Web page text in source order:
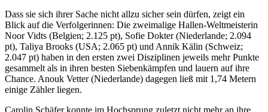
Dass sie sich ihrer Sache nicht allzu sicher sein dürfen, zeigt ein
Blick auf die Verfolgerinnen: Die zweimalige Hallen-Weltmeisterin
Noor Vidts (Belgien; 2.125 pt), Sofie Dokter (Niederlande; 2.094
pt), Taliya Brooks (USA; 2.065 pt) und Annik Kälin (Schweiz;
2.047 pt) haben in den ersten zwei Disziplinen jeweils mehr Punkte
gesammelt als in ihren besten Siebenkämpfen und lauern auf ihre
Chance. Anouk Vetter (Niederlande) dagegen ließ mit 1,74 Metern
einige Zähler liegen.
Carolin Schäfer konnte im Hochsprung zuletzt nicht mehr an ihre